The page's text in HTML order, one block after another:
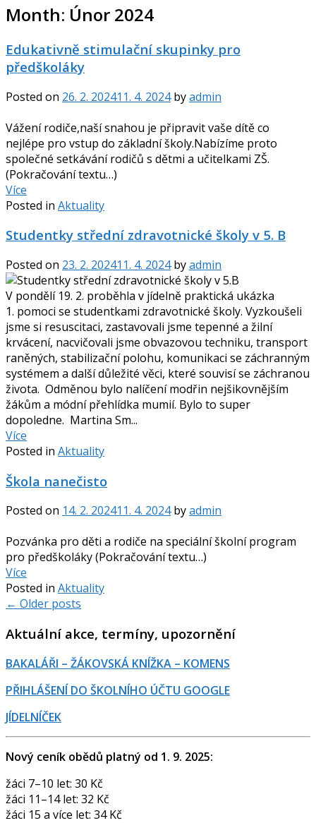
Month: Únor 2024
Edukativně stimulační skupinky pro
předškoláky
Posted on 26. 2. 202411. 4. 2024byadmin
Vážení rodiče,naší snahou je připravit vaše dítě co
nejlépe pro vstup do základní školy.Nabízíme proto
společné setkávání rodičů s dětmi a učitelkami ZŠ.
(Pokračování textu…)
Více
Posted in Aktuality
Studentky střední zdravotnické školy v 5. B
Posted on 23. 2. 202411. 4. 2024byadmin
V pondělí 19. 2. proběhla v jídelně praktická ukázka
1. pomoci se studentkami zdravotnické školy. Vyzkoušeli
jsme si resuscitaci, zastavovali jsme tepenné a žilní
krvácení, nacvičovali jsme obvazovou techniku, transport
raněných, stabilizační polohu, komunikaci se záchranným
systémem a další důležité věci, které souvisí se záchranou
života. Odměnou bylo nalíčení modřin nejšikovnějším
žákům a módní přehlídka mumií. Bylo to super
dopoledne. Martina Sm...
Více
Posted in Aktuality
Škola nanečisto
Posted on 14. 2. 202411. 4. 2024byadmin
Pozvánka pro děti a rodiče na speciální školní program
pro předškoláky (Pokračování textu…)
Více
Posted in Aktuality
Posts
← Older posts
Aktuální akce, termíny, upozornění
BAKALÁŘI – ŽÁKOVSKÁ KNÍŽKA – KOMENS
PŘIHLÁŠENÍ DO ŠKOLNÍHO ÚČTU GOOGLE
JÍDELNÍČEK
Nový ceník obědů platný od 1. 9. 2025:
žáci 7–10 let: 30 Kč
žáci 11–14 let: 32 Kč
žáci 15 a více let: 34 Kč